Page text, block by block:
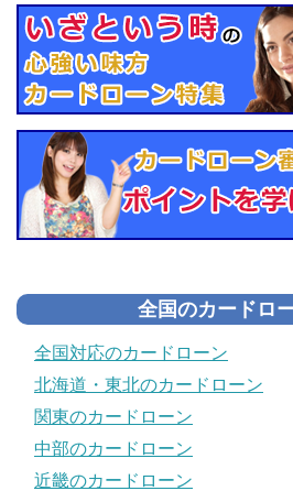
全国のカードロ
全国対応のカードローン
北海道・東北のカードローン
関東のカードローン
中部のカードローン
近畿のカードローン